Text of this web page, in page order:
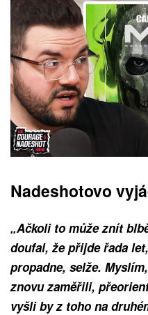
Nadeshotovo
„Ačkoli to může znít
doufal, že přijde řada
propadne, selže.
znovu zaměřili,
vyšli by z toho na